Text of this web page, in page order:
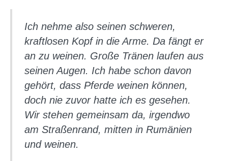
Ich nehme also seinen schweren,
kraftlosen Kopf in die Arme. Da fängt er
an zu weinen. Große Tränen laufen aus
seinen Augen. Ich habe schon davon
gehört, dass Pferde weinen können,
doch nie zuvor hatte ich es gesehen.
Wir stehen gemeinsam da, irgendwo
am Straßenrand, mitten in Rumänien
und weinen.